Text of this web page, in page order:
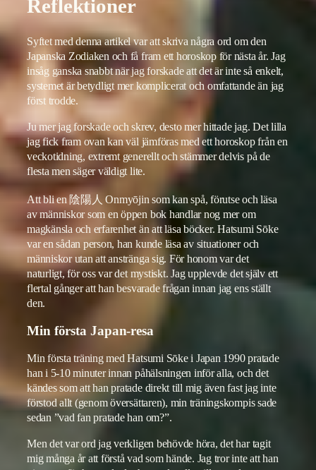
Reflektioner
Syftet med denna artikel var att skriva några ord om den
Japanska Zodiaken och få fram ett horoskop för nästa år. Jag
insåg ganska snabbt när jag forskade att det är inte så enkelt,
systemet är betydligt mer komplicerat och omfattande än jag
först trodde.
Ju mer jag forskade och skrev, desto mer hittade jag. Det lilla
jag fick fram ovan kan väl jämföras med ett horoskop från en
veckotidning, extremt generellt och stämmer delvis på de
flesta men säger väldigt lite.
Att bli en 陰陽人 Onmyōjin som kan spå, förutse och läsa
av människor som en öppen bok handlar nog mer om
magkänsla och erfarenhet än att läsa böcker. Hatsumi Sōke
var en sådan person, han kunde läsa av situationer och
människor utan att anstränga sig. För honom var det
naturligt, för oss var det mystiskt. Jag upplevde det själv ett
flertal gånger att han besvarade frågan innan jag ens ställt
den.
Min första Japan-resa
Min första träning med Hatsumi Sōke i Japan 1990 pratade
han i 5-10 minuter innan påhälsningen inför alla, och det
kändes som att han pratade direkt till mig även fast jag inte
förstod allt (genom översättaren), min träningskompis sade
sedan ”vad fan pratade han om?”.
Men det var ord jag verkligen behövde höra, det har tagit
mig många år att förstå vad som hände. Jag tror inte att han